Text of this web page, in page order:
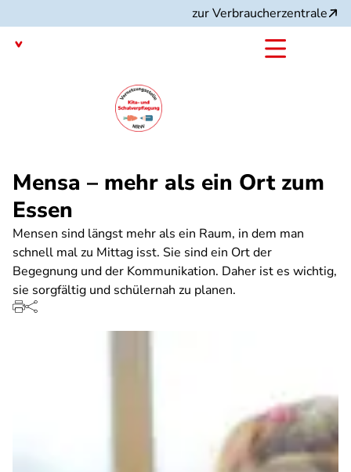
zum
Inhalt
zur Verbraucherzentrale
Mensa – mehr als ein Ort zum
Essen
Mensen sind längst mehr als ein Raum, in dem man
schnell mal zu Mittag isst. Sie sind ein Ort der
Begegnung und der Kommunikation. Daher ist es wichtig,
sie sorgfältig und schülernah zu planen.